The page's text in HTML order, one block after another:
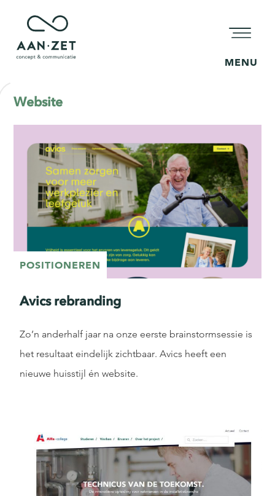
MENU
Website
POSITIONEREN
Avics rebranding
Zo’n anderhalf jaar na onze eerste brainstormsessie is
het resultaat eindelijk zichtbaar. Avics heeft een
nieuwe huisstijl én website.